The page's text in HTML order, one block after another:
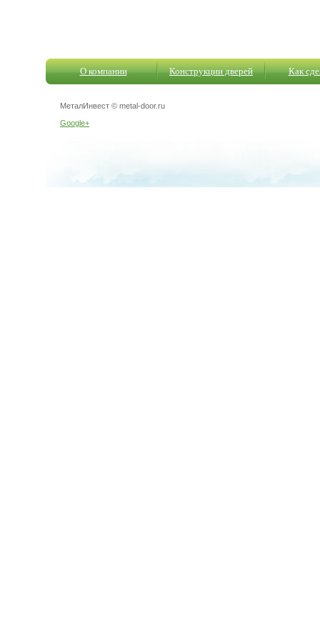
О компании Конструкции дверей Как
МеталИнвест © metal-door.ru
Google+